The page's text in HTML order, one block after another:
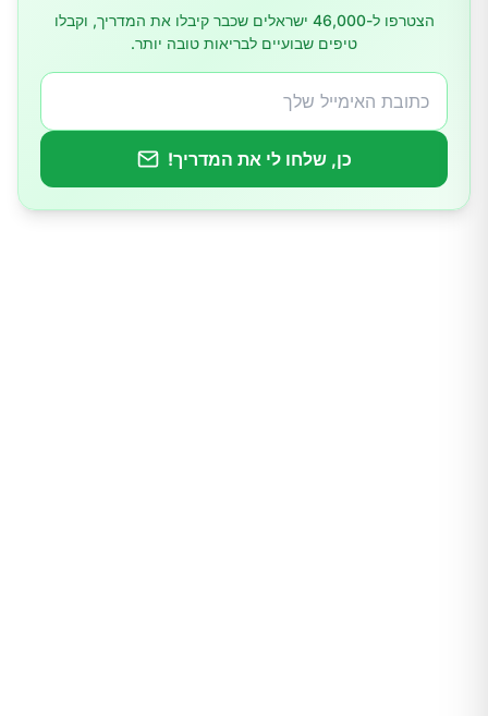
3. הקשבה לגוף וקביעת שגרה
הצטרפו ל-46,000 ישראלים שכבר קיבלו את המדריך, וקבלו
טיפים שבועיים לבריאות טובה יותר.
כן, שלחו לי את המדריך!